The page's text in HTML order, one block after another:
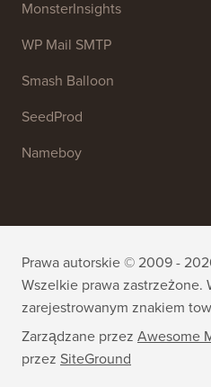
OptinMonster
WPForms
All in One SEO
WP Mail SMTP
Smash Balloon
SeedProd
Nameboy